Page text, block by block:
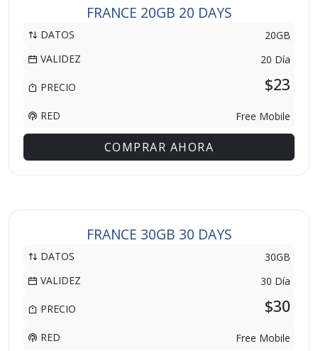
FRANCE 20GB 20 DAYS
DATOS
20GB
VALIDEZ
20 Día
PRECIO $23
RED Free Mobile
COMPRAR AHORA
FRANCE 30GB 30 DAYS
DATOS
30GB
VALIDEZ
30 Día
PRECIO $30
RED Free Mobile